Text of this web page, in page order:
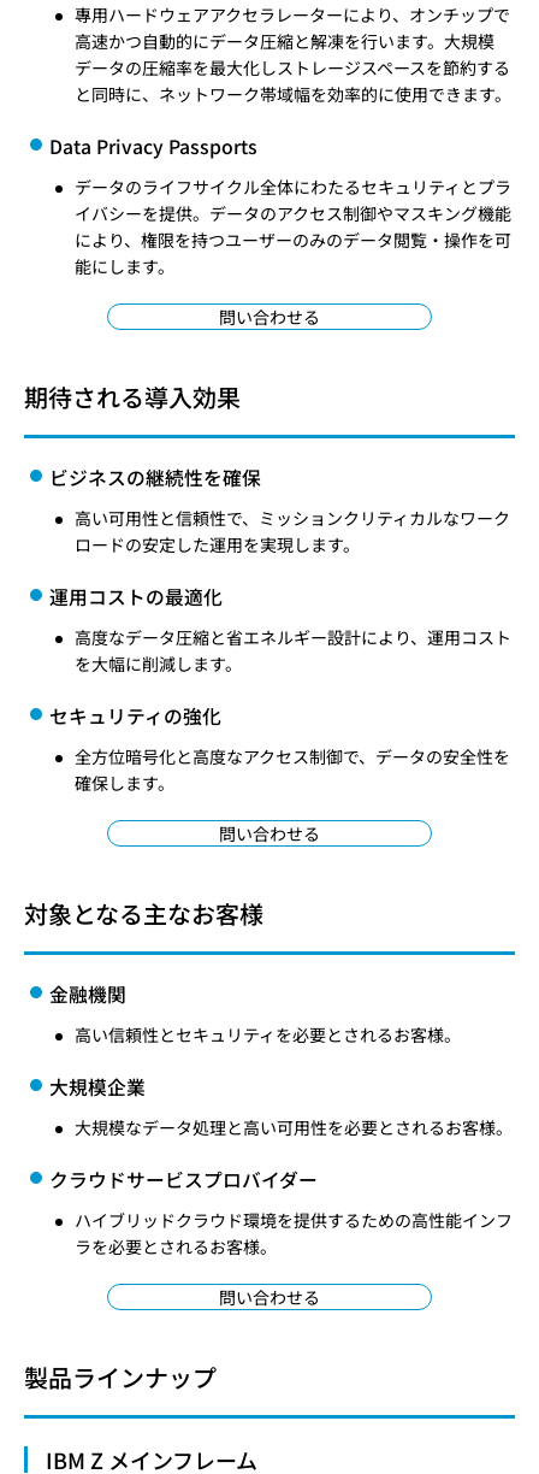
專用ハードウェアアクセラレーターにより、オンチップで
高速かつ自動的にデータ圧縮と解凍を行います。大規模
データの圧縮率を最大化しストレージスペースを節約する
と同時に、ネットワーク帯域幅を効率的に使用できます。
Data Privacy Passports
データのライフサイクル全体にわたるセキュリティとプラ
イバシーを提供。データのアクセス制御やマスキング機能
により、権限を持つユーザーのみのデータ閲覧・操作を可
能にします。
問い合わせる
期待される導入効果
ビジネスの継続性を確保
高い可用性と信頼性で、ミッションクリティカルなワーク
ロードの安定した運用を実現します。
運用コストの最適化
高度なデータ圧縮と省エネルギー設計により、運用コスト
を大幅に削減します。
セキュリティの強化
全方位暗号化と高度なアクセス制御で、データの安全性を
確保します。
問い合わせる
対象となる主なお客様
金融機関
高い信頼性とセキュリティを必要とされるお客様。
大規模企業
大規模なデータ処理と高い可用性を必要とされるお客様。
クラウドサービスプロバイダー
ハイブリッドクラウド環境を提供するための高性能インフ
ラを必要とされるお客様。
問い合わせる
製品ラインナップ
IBM Z メインフレーム